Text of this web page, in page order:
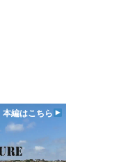
本編はこちら